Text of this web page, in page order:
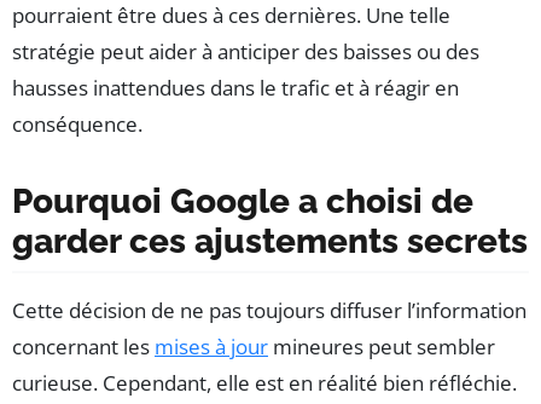
pourraient être dues à ces dernières. Une telle
stratégie peut aider à anticiper des baisses ou des
hausses inattendues dans le trafic et à réagir en
conséquence.
Pourquoi Google a choisi de
garder ces ajustements secrets
Cette décision de ne pas toujours diffuser l’information
concernant les mises à jour mineures peut sembler
curieuse. Cependant, elle est en réalité bien réfléchie.